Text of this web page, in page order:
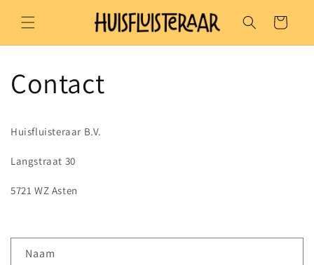
naar de
content
Winkelwagen
Contact
Huisfluisteraar B.V.
Langstraat 30
5721 WZ Asten
Naam